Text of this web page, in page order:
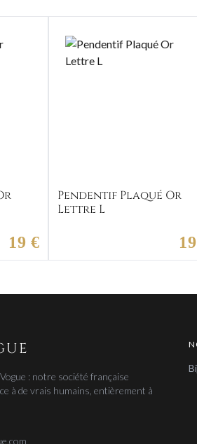
19 €
Pendentif Plaqué Or
Lettre L
: notre société française
à de vrais humains, entièrement à